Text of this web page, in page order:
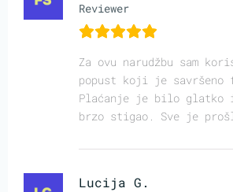
Reviewer
Za ovu narudžbu sam
popust koji je savršeno
Plaćanje je bilo glatko
brzo stigao. Sve je
Lucija G.